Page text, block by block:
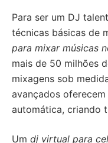
Para ser um DJ
técnicas básicas de
para mixar músicas
mais de 50 milhões
mixagens sob
avançados
automática, criando
Um dj virtual para